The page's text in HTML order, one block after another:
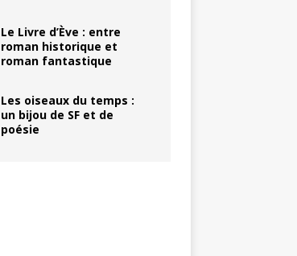
Le Livre d’Ève : entre
roman historique et
roman fantastique
Les oiseaux du temps :
un bijou de SF et de
poésie